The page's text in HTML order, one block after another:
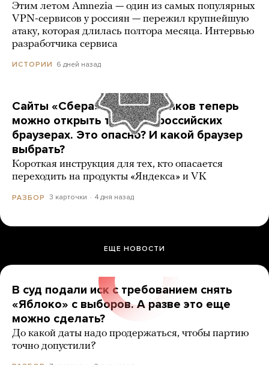
Этим летом Amnezia — один из самых популярных
VPN-сервисов у россиян — пережил крупнейшую
атаку, которая длилась полтора месяца. Интервью
разработчика сервиса
ИСТОРИИ 6 дней назад
Сайты «Сбера» и других банков теперь
можно открыть только в российских
браузерах. Это опасно? И какой браузер
выбрать?
Короткая инструкция для тех, кто опасается
переходить на продукты «Яндекса» и VK
РАЗБОР 3 карточки 4 дня назад
ЕЩЕ НОВОСТИ
В суд подали иск с требованием снять
«Яблоко» с выборов. А разве это еще
можно сделать?
До какой даты надо продержаться, чтобы партию
точно допустили?